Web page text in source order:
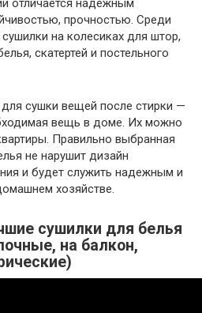
прочностью. Среди
на колесиках для штор,
скатертей и постельного
сушки вещей после стирки —
вещь в доме. Их можно
Правильно выбранная
не нарушит дизайн
и будет служить надежным и
хозяйстве.
сушилки для белья
на балкон,